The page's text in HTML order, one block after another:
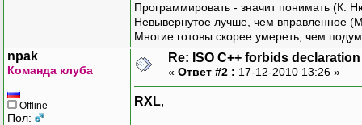
Программировать - значит понимать (К.
Невывернутое лучше, чем вправленное
Многие готовы скорее умереть, чем
npak
Команда клуба
Offline
Пол:
Re: ISO C++ forbids declaration
« Ответ #2 : 17-12-2010 13:26 »
RXL,